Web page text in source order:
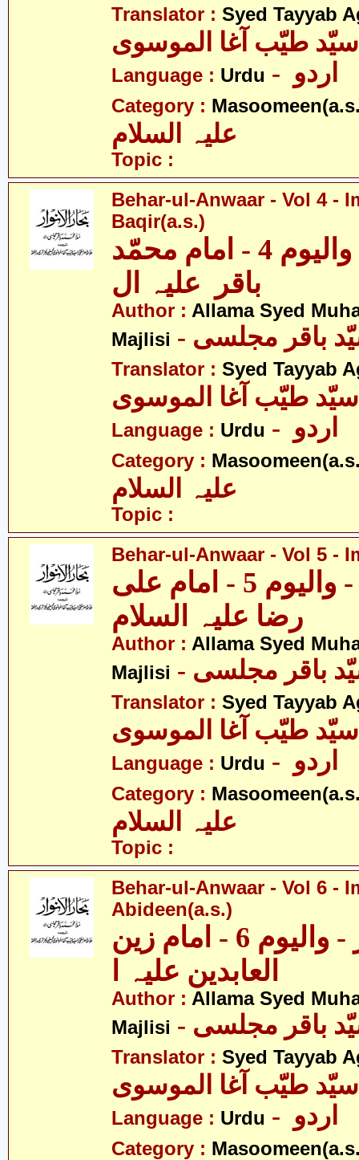
Translator : Syed Tayyab
سیّد طیّب آغا الموسوی
Language : Urdu
Category :
Topic :
Behar-ul-Anwaar - Vol 4 -
Baqir(a.s.)
بحار الانوار - والیوم 4 - امام محمّد
باقر علیہ ال
Author : Allama Syed
Majlisi
Translator : Syed Tayyab
سیّد طیّب آغا الموسوی
Language : Urdu
Category :
Topic :
Behar-ul-Anwaar - Vol 5 -
بحار الانوار - والیوم 5 - امام علی
رضا علیہ السلام
Author : Allama Syed
Majlisi
Translator : Syed Tayyab
سیّد طیّب آغا الموسوی
Language : Urdu
Category :
Topic :
Behar-ul-Anwaar - Vol 6 -
Abideen(a.s.)
بحار الانوار - والیوم 6 - امام زین
العابدین علیہ ا
Author : Allama Syed
Majlisi
Translator : Syed Tayyab
سیّد طیّب آغا الموسوی
Language : Urdu
Category :